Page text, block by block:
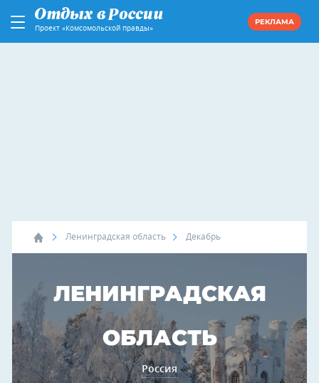
Проект «Комсомольской правды»
РЕКЛАМА
Ленинградская область Декабрь
ЛЕНИНГРАДСКАЯ
ОБЛАСТЬ
Россия